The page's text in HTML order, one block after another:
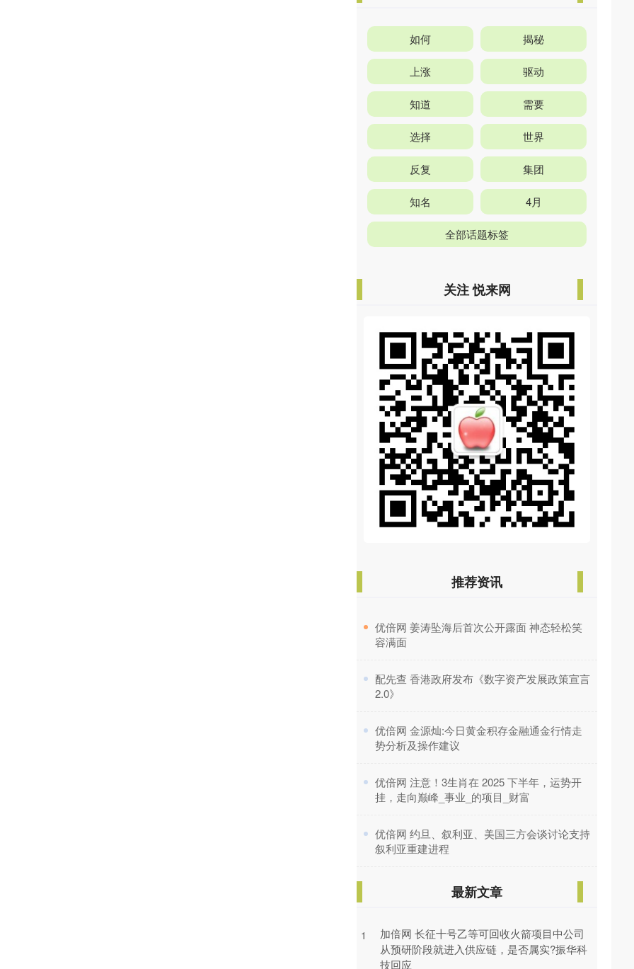
如何 揭秘
上涨 驱动
知道 需要
选择 世界
反复 集团
知名 4月
全部话题标签
关注 悦来网
推荐资讯
​优倍网 姜涛坠海后首次公开露面 神态轻松笑
容满面
​配先查 香港政府发布《数字资产发展政策宣言
2.0》
​优倍网 金源灿:今日黄金积存金融通金行情走
势分析及操作建议
​优倍网 注意！3生肖在 2025 下半年，运势开
挂，走向巅峰_事业_的项目_财富
​优倍网 约旦、叙利亚、美国三方会谈讨论支持
叙利亚重建进程
最新文章
1
加倍网 长征十号乙等可回收火箭项目中公司
从预研阶段就进入供应链，是否属实?振华科
技回应